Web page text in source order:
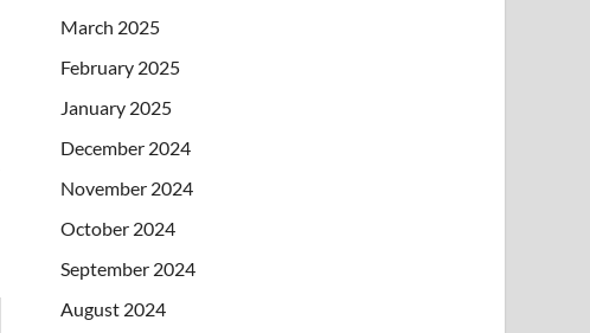
March 2025
February 2025
January 2025
December 2024
November 2024
October 2024
September 2024
August 2024